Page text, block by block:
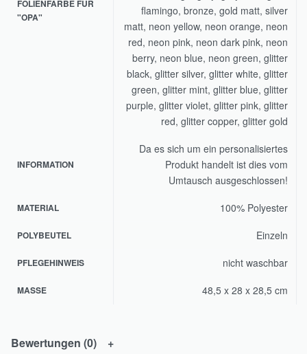
FOLIENFARBE FÜR
"OPA"
flamingo, bronze, gold matt, silver
matt, neon yellow, neon orange, neon
red, neon pink, neon dark pink, neon
berry, neon blue, neon green, glitter
black, glitter silver, glitter white, glitter
green, glitter mint, glitter blue, glitter
purple, glitter violet, glitter pink, glitter
red, glitter copper, glitter gold
INFORMATION
Da es sich um ein personalisiertes
Produkt handelt ist dies vom
Umtausch ausgeschlossen!
MATERIAL 100% Polyester
POLYBEUTEL Einzeln
PFLEGEHINWEIS nicht waschbar
MASSE 48,5 x 28 x 28,5 cm
Bewertungen (0)